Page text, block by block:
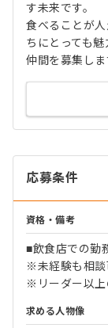
す未来です。
食べることが
ちにとっても
仲間を募集しま
応募条件
資格・備考
■飲食店での勤
※未経験も相談
※リーダー以上
求める人物像